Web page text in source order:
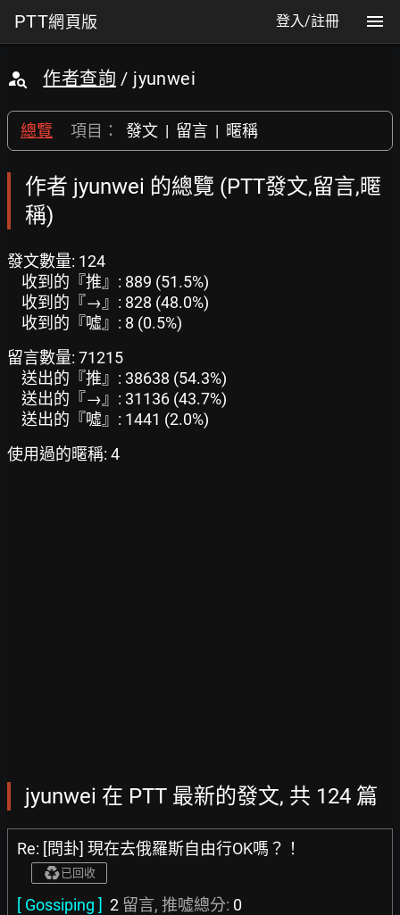
PTT網頁版 登入/註冊
作者查詢 / jyunwei
總覽 項目： 發文 | 留言 | 暱稱
作者 jyunwei 的總覽 (PTT發文,留言,暱
稱)
發文數量: 124
收到的『推』: 889 (51.5%)
收到的『→』: 828 (48.0%)
收到的『噓』: 8 (0.5%)
留言數量: 71215
送出的『推』: 38638 (54.3%)
送出的『→』: 31136 (43.7%)
送出的『噓』: 1441 (2.0%)
使用過的暱稱: 4
jyunwei 在 PTT 最新的發文, 共 124 篇
Re: [問卦] 現在去俄羅斯自由行OK嗎？！
已回收
[ Gossiping ] 2 留言, 推噓總分: 0